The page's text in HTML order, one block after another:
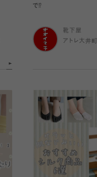
で⁉︎
靴下屋
アトレ大井町